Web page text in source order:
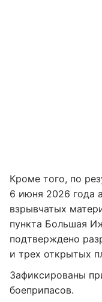
Кроме того, по
6 июня 2026 года
взрывчатых
пункта Большая
подтверждено
и трех открытых
Зафиксированы
боеприпасов.